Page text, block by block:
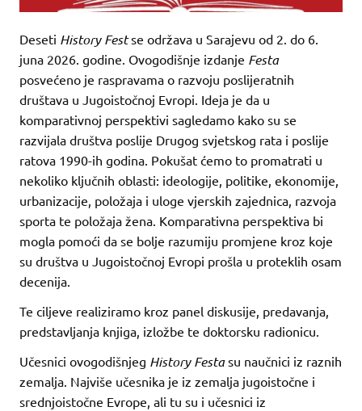
Deseti History Festse održava u Sarajevu od 2. do 6.
juna 2026. godine. Ovogodišnje izdanje Festa
posvećeno je raspravama o razvoju poslijeratnih
društava u Jugoistočnoj Evropi. Ideja je da u
komparativnoj perspektivi sagledamo kako su se
razvijala društva poslije Drugog svjetskog rata i poslije
ratova 1990-ih godina. Pokušat ćemo to promatrati u
nekoliko ključnih oblasti: ideologije, politike, ekonomije,
urbanizacije, položaja i uloge vjerskih zajednica, razvoja
sporta te položaja žena. Komparativna perspektiva bi
mogla pomoći da se bolje razumiju promjene kroz koje
su društva u Jugoistočnoj Evropi prošla u proteklih osam
decenija.
Te ciljeve realiziramo kroz panel diskusije, predavanja,
predstavljanja knjiga, izložbe te doktorsku radionicu.
Učesnici ovogodišnjeg History Festasu naučnici iz raznih
zemalja. Najviše učesnika je iz zemalja jugoistočne i
srednjoistočne Evrope, ali tu su i učesnici iz